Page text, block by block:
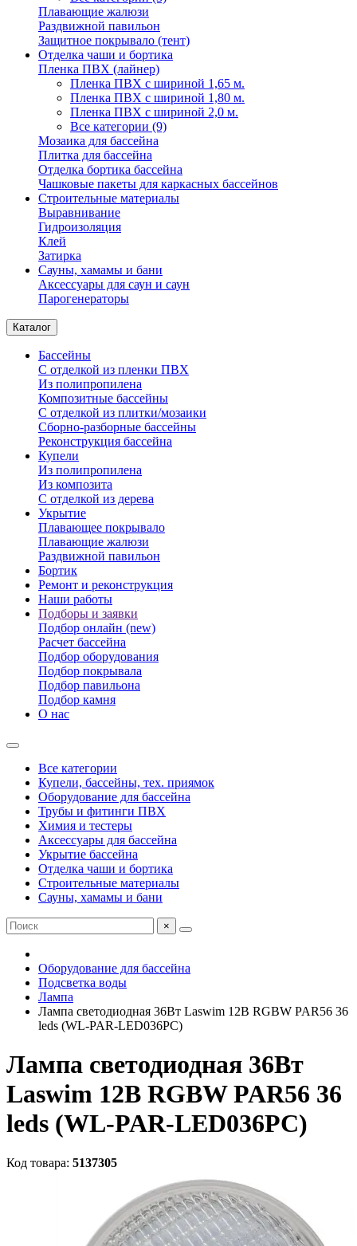
Плавающие жалюзи
Раздвижной павильон
Защитное покрывало (тент)
Отделка чаши и бортика
Пленка ПВХ (лайнер)
Пленка ПВХ с шириной 1,65 м.
Пленка ПВХ с шириной 1,80 м.
Пленка ПВХ с шириной 2,0 м.
Все категории (9)
Мозаика для бассейна
Плитка для бассейна
Отделка бортика бассейна
Чашковые пакеты для каркасных бассейнов
Строительные материалы
Выравнивание
Гидроизоляция
Клей
Затирка
Сауны, хамамы и бани
Аксессуары для саун и саун
Парогенераторы
Каталог
Бассейны
С отделкой из пленки ПВХ
Из полипропилена
Композитные бассейны
С отделкой из плитки/мозаики
Сборно-разборные бассейны
Реконструкция бассейна
Купели
Из полипропилена
Из композита
С отделкой из дерева
Укрытие
Плавающее покрывало
Плавающие жалюзи
Раздвижной павильон
Бортик
Ремонт и реконструкция
Наши работы
Подборы и заявки
Подбор онлайн (new)
Расчет бассейна
Подбор оборудования
Подбор покрывала
Подбор павильона
Подбор камня
О нас
Все категории
Купели, бассейны, тех. приямок
Оборудование для бассейна
Трубы и фитинги ПВХ
Химия и тестеры
Аксессуары для бассейна
Укрытие бассейна
Отделка чаши и бортика
Строительные материалы
Сауны, хамамы и бани
×
Оборудование для бассейна
Подсветка воды
Лампа
Лампа светодиодная 36Вт Laswim 12В RGBW PAR56 36
leds (WL-PAR-LED036PC)
Лампа светодиодная 36Вт
Laswim 12В RGBW PAR56 36
leds (WL-PAR-LED036PC)
Код товара: 5137305